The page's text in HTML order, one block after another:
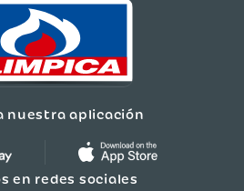
nuestra aplicación
en redes sociales